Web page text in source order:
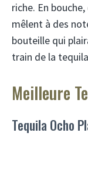
riche. En
mêlent à des
bouteille qui
train de la
Meilleure
Tequila Ocho